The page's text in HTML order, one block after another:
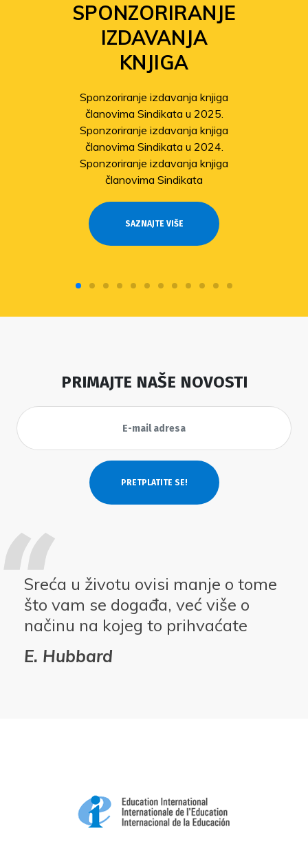
SPONZORIRANJE
IZDAVANJA
KNJIGA
Sponzoriranje izdavanja knjiga
članovima Sindikata u 2025.
Sponzoriranje izdavanja knjiga
članovima Sindikata u 2024.
Sponzoriranje izdavanja knjiga
članovima Sindikata
SAZNAJTE VIŠE
PRIMAJTE NAŠE NOVOSTI
Sreća u životu ovisi manje o tome
što vam se događa, već više o
načinu na kojeg to prihvaćate
E. Hubbard